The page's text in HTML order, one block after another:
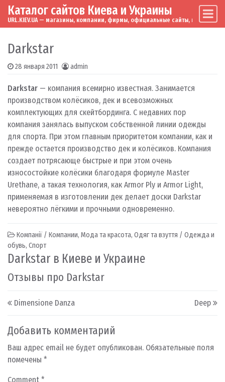
Skip to content
Main Navigation
Каталог сайтов Киева и Украины
URL.KIEV.UA — магазины, компании, фирмы, официальные сайты, мировые
Darkstar
28 января 2011 admin
Darkstar — компания всемирно известная. Занимается
производством колёсиков, дек и всевозможных
комплектующих для скейтбординга. С недавних пор
компания занялась выпуском собственной линии одежды
для спорта. При этом главным приоритетом компании, как и
прежде остается производство дек и колёсиков. Компания
создает потрясающе быстрые и при этом очень
износостойкие колёсики благодаря формуле Master
Urethane, а такая технология, как Armor Ply и Armor Light,
применяемая в изготовлении дек делает доски Darkstar
невероятно лёгкими и прочными одновременно.
Компанії / Компании, Мода та красота, Одяг та взуття / Одежда и
обувь, Спорт
Darkstar в Киеве и Украине
Отзывы про Darkstar
Post navigation
Dimensione Danza Deep
Добавить комментарий
Ваш адрес email не будет опубликован. Обязательные поля
помечены *
Comment *